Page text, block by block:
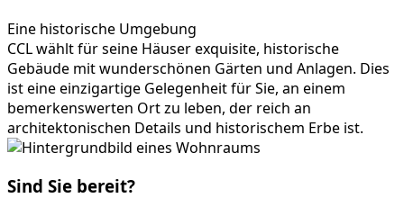
Eine historische Umgebung
CCL wählt für seine Häuser exquisite, historische
Gebäude mit wunderschönen Gärten und Anlagen. Dies
ist eine einzigartige Gelegenheit für Sie, an einem
bemerkenswerten Ort zu leben, der reich an
architektonischen Details und historischem Erbe ist.
Sind Sie bereit?